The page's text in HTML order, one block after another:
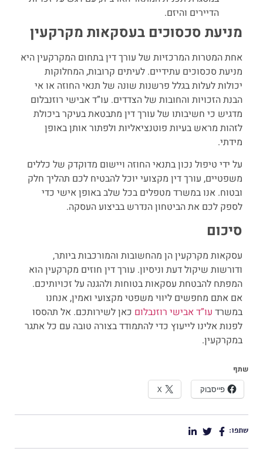
הדיירים והיזם.
מניעת סכסוכים בעסקאות מקרקעין
אחת המטרות המרכזיות של עורך דין בתחום המקרקעין היא
מניעת סכסוכים עתידיים. לעיתים קרובות, המחלוקות
יכולות לעלות בגלל פרשנות שונה של תנאי החוזה או אי
הבנת הזכויות והחובות של הצדדים. עו”ד אבישי רוזנבלום
מדגיש כי חשיבותו של עורך דין מתבטאת בעיקר ביכולת
לזהות מראש בעיות פוטנציאליות ולפתור אותן באופן
מידתי.
על ידי טיפול נכון בתנאי החוזה ויישום מדוקדק של כללים
משפטיים, עורך דין מקצועי יוכל להבטיח לכם תהליך חלק
ובטוח. אנו במשרד מטפלים בכל שלב באופן אישי כדי
לספק לכם את הביטחון הנדרש בביצוע העסקה.
סיכום
עסקאות מקרקעין הן מהחשובות והמורכבות ביותר,
ודורשות שיקול דעת וניסיון. עורך דין חוזים מקרקעין הוא
המפתח להבטחת עסקאות בטוחות ולהגנה על זכויותיכם.
אם אתם מחפשים ליווי משפטי מקצועי ואמין, אנחנו
במשרדעו”ד אבישי רוזנבלוםכאן לשירותכם. אל תהססו
לפנות אלינו לייעוץ כדי להתמודד בצורה טובה עם כל אתגר
במקרקעין.
שתף
פייסבוק
X
שתפו: